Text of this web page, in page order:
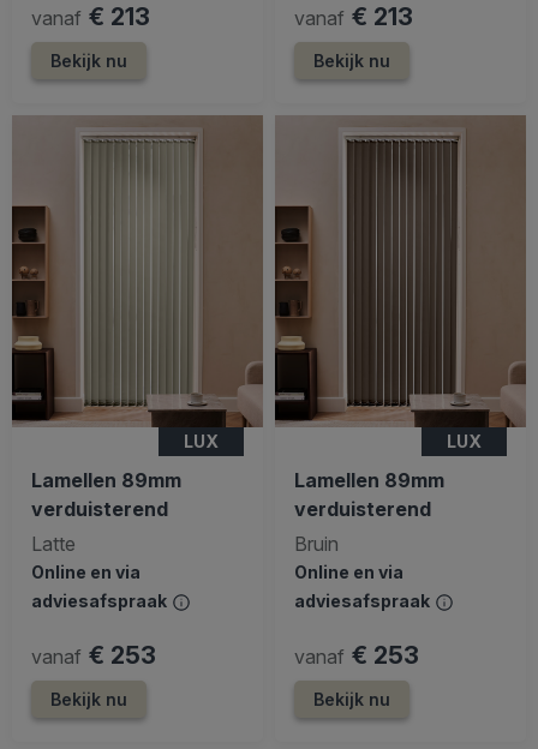
vanaf € 213
Bekijk nu
vanaf € 213
Bekijk nu
LUX
Lamellen 89mm
verduisterend
Latte
Online en via
adviesafspraak
vanaf € 253
Bekijk nu
LUX
Lamellen 89mm
verduisterend
Bruin
Online en via
adviesafspraak
vanaf € 253
Bekijk nu